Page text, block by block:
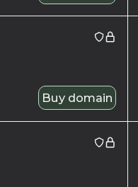
Buy domain